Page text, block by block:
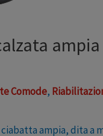
ampia
Comode,
ciabatta ampia,dita a